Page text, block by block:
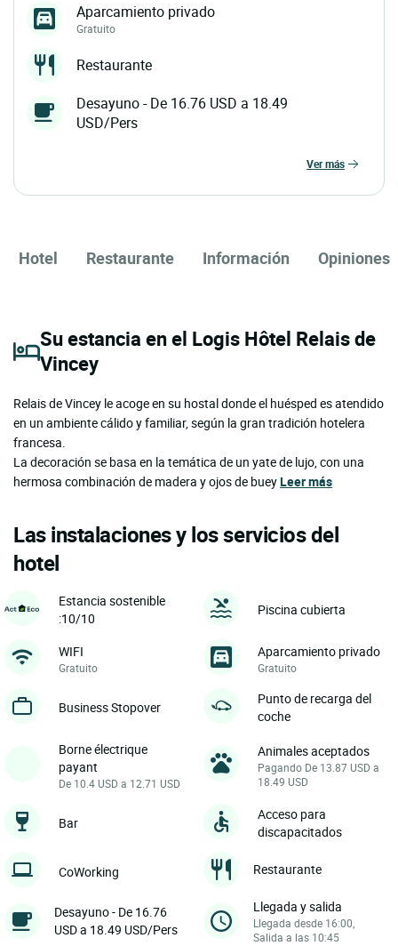
Aparcamiento privado
Gratuito
Restaurante
Desayuno - De 16.76 USD a 18.49
USD/Pers
ver más
Hotel Restaurante Información Opiniones
Su estancia en el Logis Hôtel Relais de
Vincey
Relais de Vincey le acoge en su hostal donde el huésped es atendido
en un ambiente cálido y familiar, según la gran tradición hotelera
francesa.
La decoración se basa en la temática de un yate de lujo, con una
hermosa combinación de madera y ojos de bueyLeer más
Las instalaciones y los servicios del
hotel
Estancia sostenible
:10/10
Piscina cubierta
WIFI
Gratuito
Aparcamiento privado
Gratuito
Business Stopover
Punto de recarga del
coche
Borne électrique
payant
De 10.4 USD a 12.71 USD
Animales aceptados
Pagando De 13.87 USD a
18.49 USD
Bar
Acceso para
discapacitados
CoWorking Restaurante
Desayuno - De 16.76
USD a 18.49 USD/Pers
Llegada y salida
Llegada desde 16:00,
Salida a las 10:45